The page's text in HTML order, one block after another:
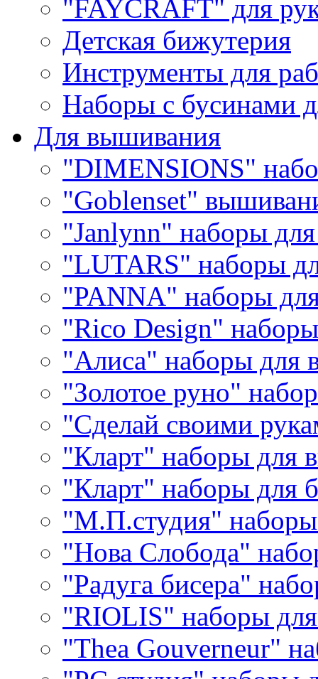
"FAYCRAFT" для
Детская бижутерия
Инструменты для
Наборы с бусинами
Для вышивания
"DIMENSIONS"
"Goblenset"
"Janlynn" наборы
"LUTARS" наборы
"PANNA" наборы
"Rico Design"
"Алиса" наборы для
"Золотое руно"
"Сделай своими
"Кларт" наборы для
"Кларт" наборы для
"М.П.студия"
"Нова Слобода"
"Радуга бисера"
"RIOLIS" наборы
"Thea Gouverneur"